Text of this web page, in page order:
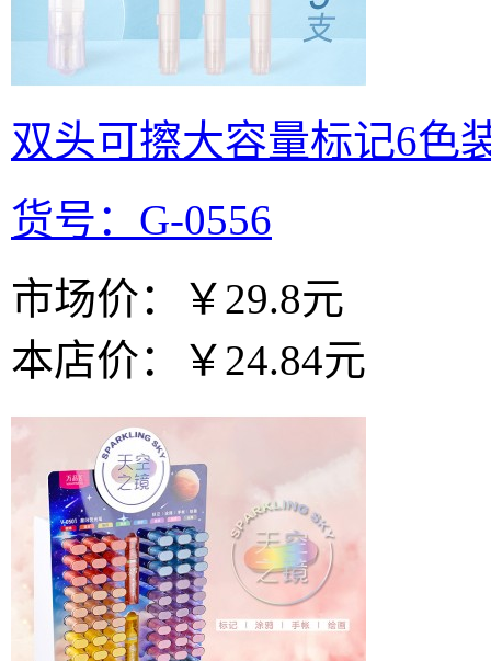
双头可擦大容量标记6色
货号：G-0556
市场价：
￥29.8元
本店价：
￥24.84元